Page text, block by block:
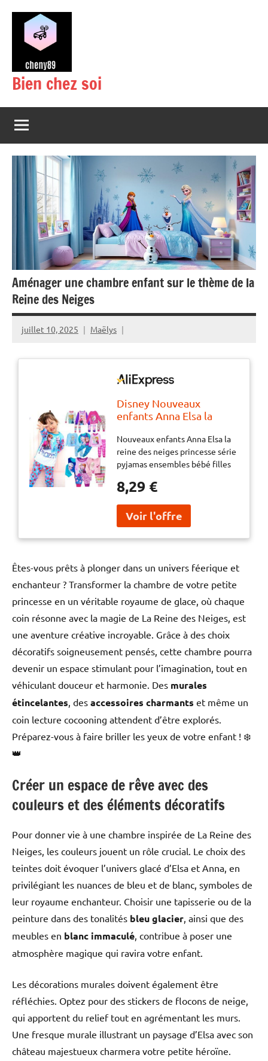
contenu
Bien chez soi
Aménager une chambre enfant sur le thème de la
Reine des Neiges
juillet 10, 2025 Maëlys
Disney Nouveaux
enfants Anna Elsa la
princesse série pyjamas
ensembles bébé filles
garçons vêtements
Pijamas dessin animé à
manches longues t-shirt
+ pantalon 2
pièces/ensemble
Nouveaux enfants Anna Elsa la
reine des neiges princesse série
pyjamas ensembles bébé filles
dessin animé à manches
pièces/ensemble
8,29 €
Êtes-vous prêts à plonger dans un univers féerique et
enchanteur ? Transformer la chambre de votre petite
princesse en un véritable royaume de glace, où chaque
coin résonne avec la magie de La Reine des Neiges, est
une aventure créative incroyable. Grâce à des choix
décoratifs soigneusement pensés, cette chambre pourra
devenir un espace stimulant pour l’imagination, tout en
véhiculant douceur et harmonie. Des murales
étincelantes, des accessoires charmants et même un
coin lecture cocooning attendent d’être explorés.
Préparez-vous à faire briller les yeux de votre enfant ! ❄️
👑
Créer un espace de rêve avec des
couleurs et des éléments décoratifs
Pour donner vie à une chambre inspirée de La Reine des
Neiges, les couleurs jouent un rôle crucial. Le choix des
teintes doit évoquer l’univers glacé d’Elsa et Anna, en
privilégiant les nuances de bleu et de blanc, symboles de
leur royaume enchanteur. Choisir une tapisserie ou de la
peinture dans des tonalités bleu glacier, ainsi que des
meubles en blanc immaculé, contribue à poser une
atmosphère magique qui ravira votre enfant.
Les décorations murales doivent également être
réfléchies. Optez pour des stickers de flocons de neige,
qui apportent du relief tout en agrémentant les murs.
Une fresque murale illustrant un paysage d’Elsa avec son
château majestueux charmera votre petite héroïne.